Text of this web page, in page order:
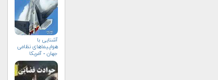
آشنایی با
هواپیماهای نظامی
جهان - آمریکا